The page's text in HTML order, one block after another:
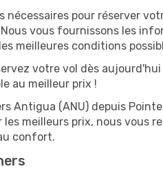
pour réserver
vous fournissons les
meilleures conditions
votre vol dès aujourd'hui
au meilleur prix !
Antigua (ANU) depuis
meilleurs prix, nous vous
confort.